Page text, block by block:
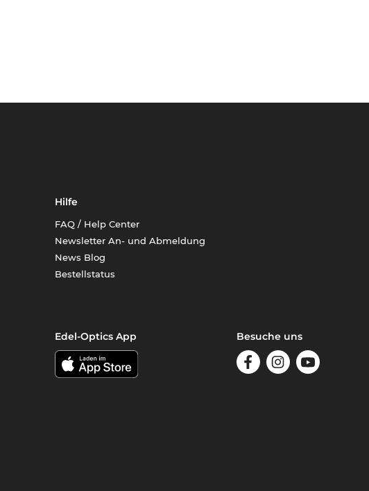
Hilfe
FAQ / Help Center
Newsletter An- und Abmeldung
News Blog
Bestellstatus
Edel-Optics App Besuche uns